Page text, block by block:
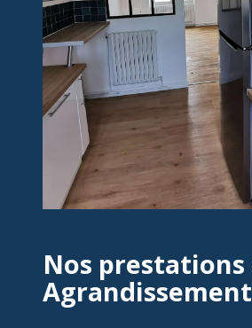
Nos prestations